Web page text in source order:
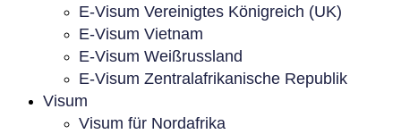
E-Visum Vereinigtes Königreich (UK)
E-Visum Vietnam
E-Visum Weißrussland
E-Visum Zentralafrikanische Republik
Visum
Visum für Nordafrika